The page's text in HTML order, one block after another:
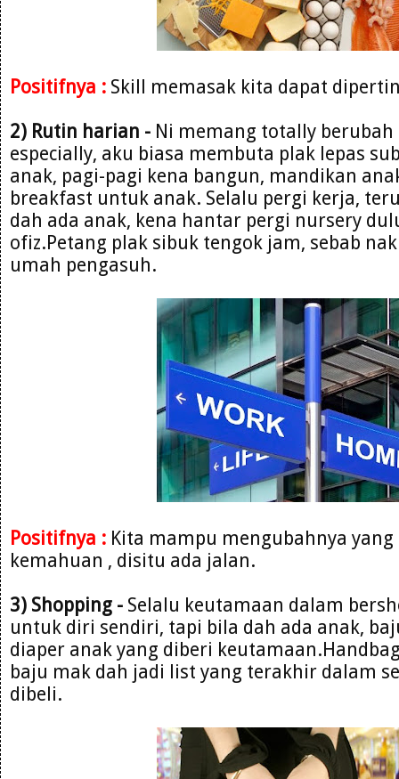
Positifnya : Skill memasak kita dapat
2) Rutin harian - Ni memang totally berubah
especially, aku biasa membuta plak lepas
anak, pagi-pagi kena bangun, mandikan
breakfast untuk anak. Selalu pergi kerja,
dah ada anak, kena hantar pergi nursery
ofiz.Petang plak sibuk tengok jam, sebab
umah pengasuh.
Positifnya : Kita mampu mengubahnya
kemahuan , disitu ada jalan.
3) Shopping - Selalu keutamaan dalam
untuk diri sendiri, tapi bila dah ada anak,
diaper anak yang diberi
baju mak dah jadi list yang terakhir dalam
dibeli.